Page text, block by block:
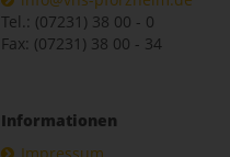
Tel.: (07231) 38 00 - 0
Fax: (07231) 38 00 - 34
Informationen